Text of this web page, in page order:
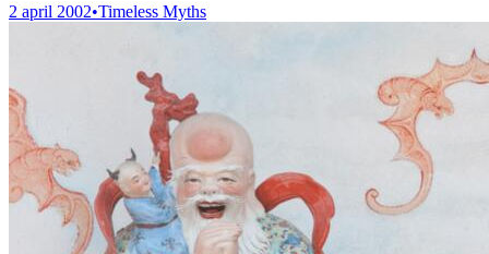
2 april 2002•Timeless Myths